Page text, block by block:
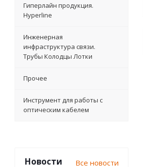
Гиперлайн продукция.
Hyperline
Инженерная
инфраструктура связи.
Трубы Колодцы Лотки
Прочее
Инструмент для работы с
оптическим кабелем
Новости Все новости